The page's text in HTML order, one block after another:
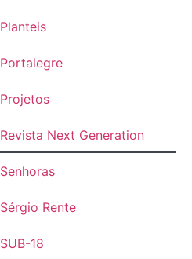
Planteis
Portalegre
Projetos
Revista Next Generation
Senhoras
Sérgio Rente
SUB-18